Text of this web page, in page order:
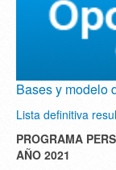
Bases y modelo
Lista definitiva
PROGRAMA
AÑO 2021